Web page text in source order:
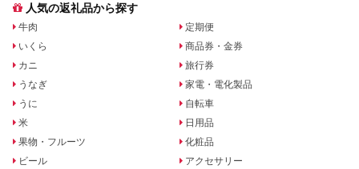
人気の返礼品から探す
牛肉
いくら
カニ
うなぎ
うに
米
果物・フルーツ
ビール
定期便
商品券・金券
旅行券
家電・電化製品
自転車
日用品
化粧品
アクセサリー